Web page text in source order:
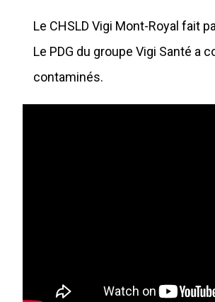
Le CHSLD Vigi Mont-Royal fait
Le PDG du groupe Vigi Santé a
contaminés.